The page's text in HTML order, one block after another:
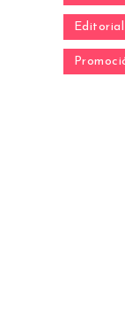
Editorial